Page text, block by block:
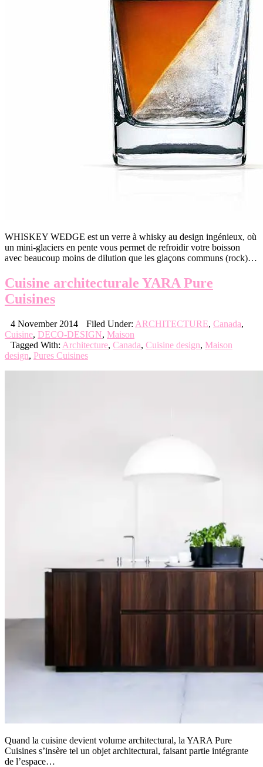
WHISKEY WEDGE est un verre à whisky au design ingénieux, où
un mini-glaciers en pente vous permet de refroidir votre boisson
avec beaucoup moins de dilution que les glaçons communs (rock)…
Cuisine architecturale YARA Pure
Cuisines
4 November 2014 Filed Under: ARCHITECTURE, Canada,
Cuisine, DECO-DESIGN, Maison
Tagged With: Architecture, Canada, Cuisine design, Maison
design, Pures Cuisines
Quand la cuisine devient volume architectural, la YARA Pure
Cuisines s’insère tel un objet architectural, faisant partie intégrante
de l’espace…